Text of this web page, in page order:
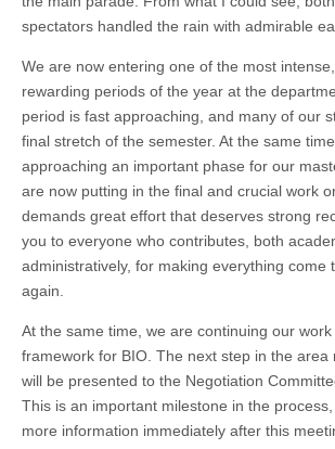
spectators handled the rain with admirable
We are now entering one of the most
rewarding periods of the year at the
period is fast approaching, and many of our
final stretch of the semester. At the same
approaching an important phase for our
are now putting in the final and crucial work
demands great effort that deserves strong
you to everyone who contributes, both
administratively, for making everything come
again.
At the same time, we are continuing our
framework for BIO. The next step in the area
will be presented to the Negotiation
This is an important milestone in the
more information immediately after this